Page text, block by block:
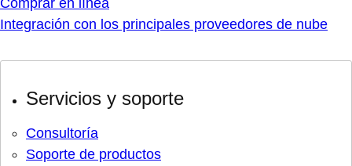
Comprar en línea
Integración con los principales proveedores de nube
Servicios y soporte
Consultoría
Soporte de productos